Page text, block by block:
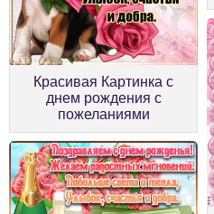
Красивая Картинка с
днем рождения с
пожеланиями